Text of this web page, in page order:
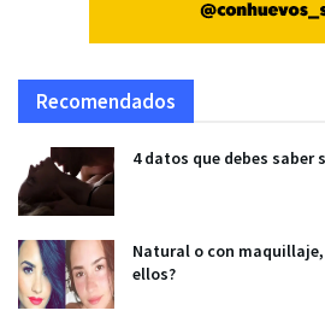
Recomendados
4 datos que debes saber
Natural o con
ellos?